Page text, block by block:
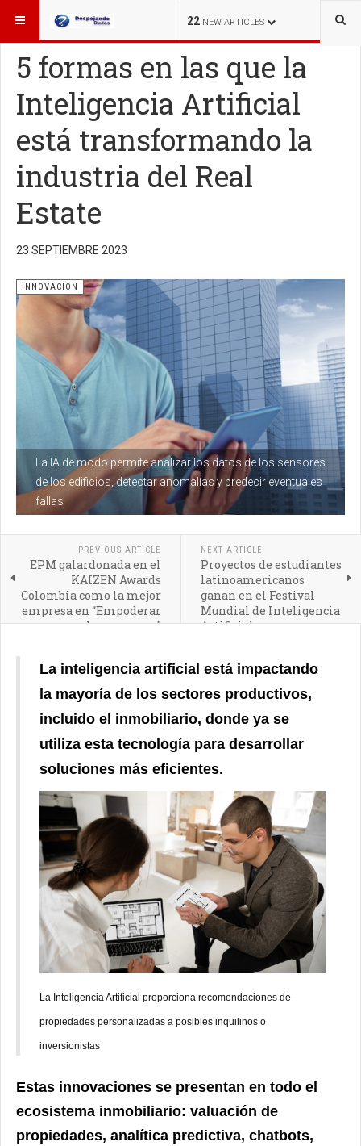
22 NEW ARTICLES
ESTÁ AQUÍ: INNOVACIÓN
5 formas en las que la
Inteligencia Artificial
está transformando la
industria del Real
Estate
23 SEPTIEMBRE 2023
La IA de modo permite analizar los datos de los sensores
de los edificios, detectar anomalías y predecir eventuales
fallas
INNOVACIÓN
PREVIOUS ARTICLE
EPM galardonada en el
KAIZEN Awards
Colombia como la mejor
empresa en “Empoderar
a las personas”
NEXT ARTICLE
Proyectos de estudiantes
latinoamericanos
ganan en el Festival
Mundial de Inteligencia
Artificial
La inteligencia artificial está impactando
la mayoría de los sectores productivos,
incluido el inmobiliario, donde ya se
utiliza esta tecnología para desarrollar
soluciones más eficientes.
La Inteligencia Artificial proporciona recomendaciones de
propiedades personalizadas a posibles inquilinos o
inversionistas
Estas innovaciones se presentan en todo el
ecosistema inmobiliario: valuación de
propiedades, analítica predictiva, chatbots,